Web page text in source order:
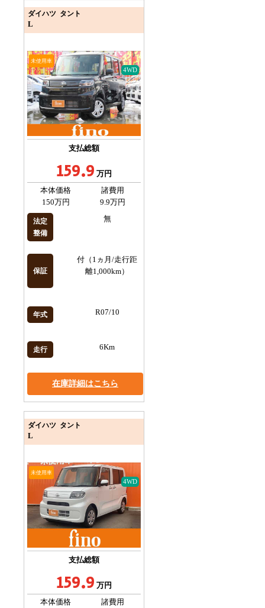
ダイハツ タント
L
未使用車
4WD
支払総額
159.9 万円
本体価格
150万円
諸費用
9.9万円
法定
整備
無
保証
付（1ヵ月/走行距
離1,000km）
年式 R07/10
走行 6Km
在庫詳細はこちら
ダイハツ タント
L
未使用車
4WD
支払総額
159.9 万円
本体価格
諸費用